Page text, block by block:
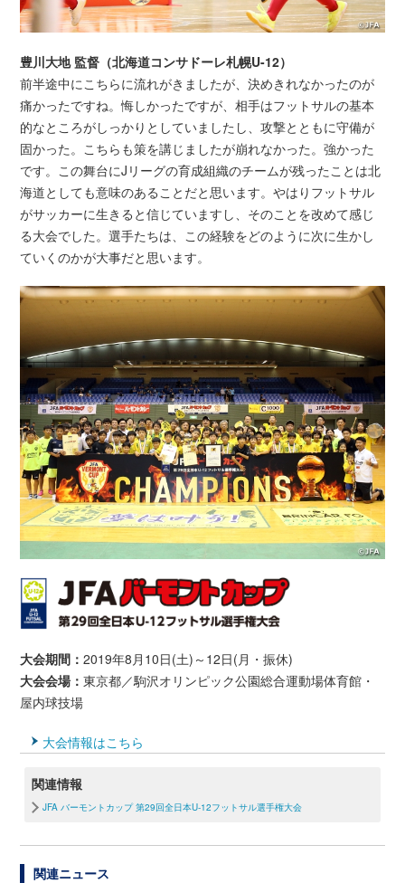
豊川大地 監督（北海道コンサドーレ札幌U-12）
前半途中にこちらに流れがきましたが、決めきれなかったのが
痛かったですね。悔しかったですが、相手はフットサルの基本
的なところがしっかりとしていましたし、攻撃とともに守備が
固かった。こちらも策を講じましたが崩れなかった。強かった
です。この舞台にJリーグの育成組織のチームが残ったことは北
海道としても意味のあることだと思います。やはりフットサル
がサッカーに生きると信じていますし、そのことを改めて感じ
る大会でした。選手たちは、この経験をどのように次に生かし
ていくのかが大事だと思います。
大会期間：2019年8月10日(土)～12日(月・振休)
大会会場：東京都／駒沢オリンピック公園総合運動場体育館・
屋内球技場
大会情報はこちら
関連情報
JFA バーモントカップ 第29回全日本U-12フットサル選手権大会
関連ニュース